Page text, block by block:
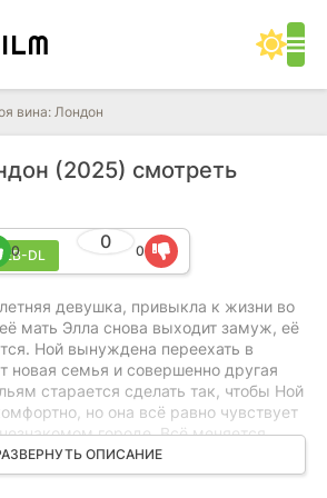
вина: Лондон
(2025) смотреть
DL
0
0 0
девушка, привыкла к жизни во
мать Элла снова выходит замуж, её
Ной вынуждена переехать в
новая семья и совершенно другая
старается сделать так, чтобы Ной
но она всё равно чувствует
городе. Всё меняется,
Ника, своего нового сводного брата.
они стали одной семьёй, между
ОПИСАНИЕ